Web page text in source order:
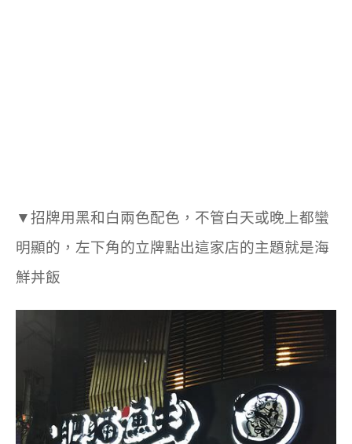
▼招牌用黑和白兩色配色，不管白天或晚上都蠻
明顯的，左下角的立牌點出這家店的主題就是海
鮮丼飯